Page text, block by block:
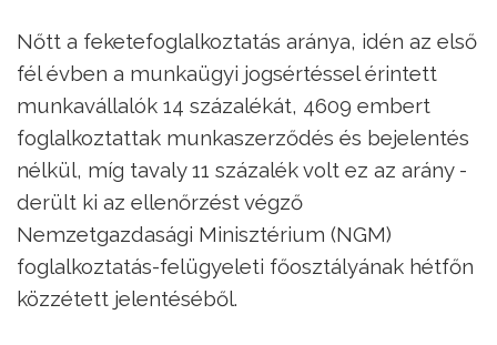
Nőtt a feketefoglalkoztatás aránya, idén az első
fél évben a munkaügyi jogsértéssel érintett
munkavállalók 14 százalékát, 4609 embert
foglalkoztattak munkaszerződés és bejelentés
nélkül, míg tavaly 11 százalék volt ez az arány -
derült ki az ellenőrzést végző
Nemzetgazdasági Minisztérium (NGM)
foglalkoztatás-felügyeleti főosztályának hétfőn
közzétett jelentéséből.